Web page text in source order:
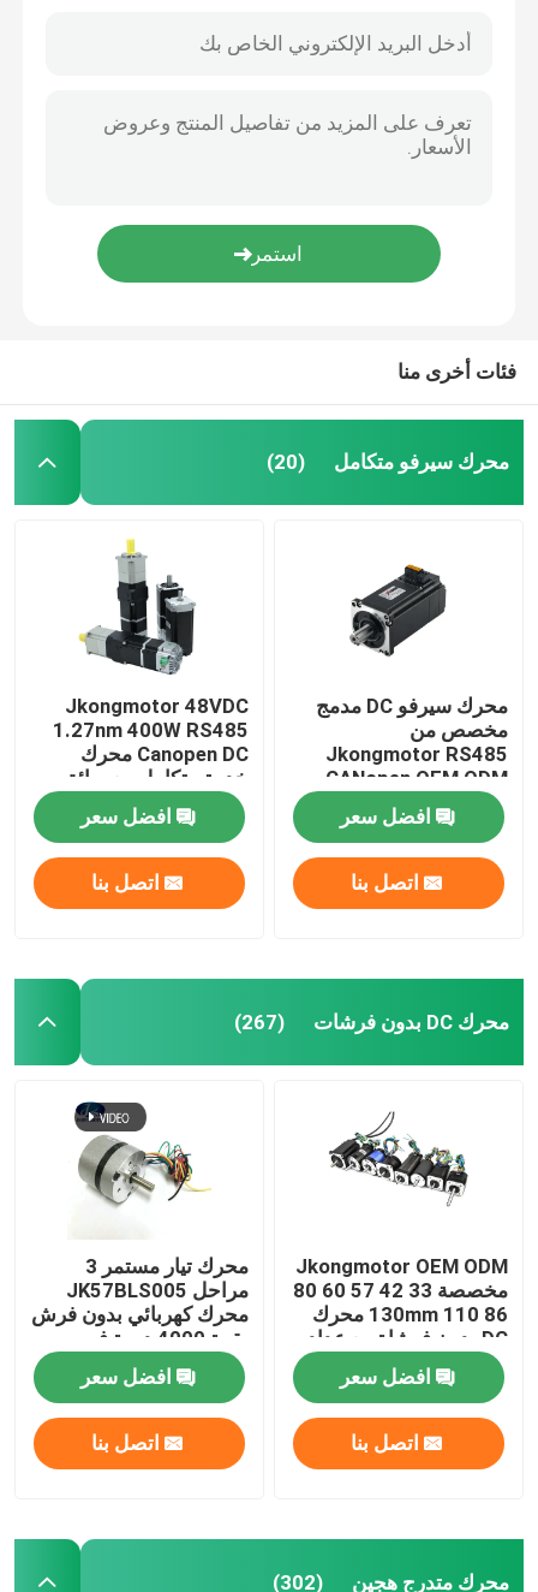
فئات أخرى منا
محرك سيرفو متكامل (20)
محرك سيرفو DC مدمج
مخصص من
Jkongmotor RS485
CANopen OEM ODM
Nema 17 23 24 34 بدون
فرشاة Bldc مع برامج
تشغيل مدمجة
افضل سعر
اتصل بنا
Jkongmotor 48VDC
1.27nm 400W RS485
Canopen DC محرك
خدمة متكامل مع سائق
جنبا إلى جنب مع الفرامل
أو علبة التروس
افضل سعر
اتصل بنا
محرك DC بدون فرشات (267)
Jkongmotor OEM ODM
مخصصة 33 42 57 60 80
86 110 130mm محرك
DC بدون فرشاة مع عداد
الفرامل علبة التروس
المدمجة في السائق
افضل سعر
اتصل بنا
محرك تيار مستمر 3
مراحل JK57BLS005
محرك كهربائي بدون فرش
بقوة 4000 دورة في
الدقيقة 36 فولت 23 واط
مع CE ROHS
افضل سعر
اتصل بنا
محرك متدرج هجين (302)